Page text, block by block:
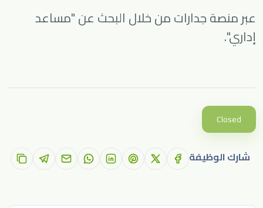
عبر منصة جدارات من خلال البحث عن "مساعد
إداري".
Closed
شارك الوظيفة